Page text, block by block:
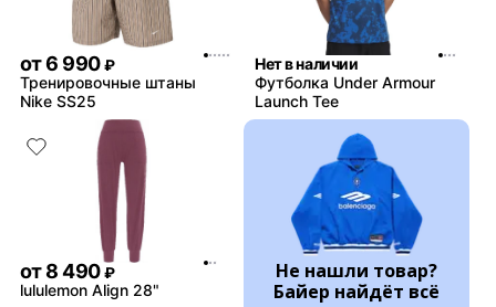
от6 990 ₽
Тренировочные штаны
Nike SS25
Нет в наличии
Футболка Under Armour
Launch Tee
от8 490 ₽
lululemon Align 28"
Не нашли товар?
Байер найдёт всё